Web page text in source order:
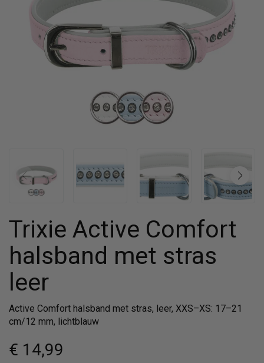
Trixie Active Comfort
halsband met stras
leer
Active Comfort halsband met stras, leer, XXS–XS: 17–21
cm/12 mm, lichtblauw
€ 14,99